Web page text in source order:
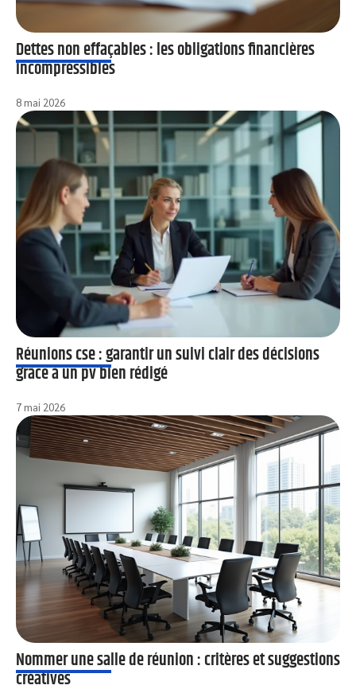
Dettes non effaçables : les obligations financières
incompressibles
8 mai 2026
Réunions cse : garantir un suivi clair des décisions
grâce à un pv bien rédigé
7 mai 2026
Nommer une salle de réunion : critères et suggestions
créatives